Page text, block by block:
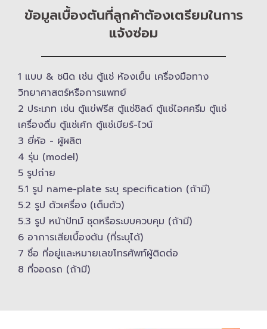
ข้อมูลเบื้องต้นที่ลูกค้าต้องเตรียมในการ
แจ้งซ่อม
1 แบบ & ​ชนิด เช่น ตู้แช่ ห้องเย็น เครื่องมือทาง
วิทยาศาสตร์​หรือการแพทย์
2 ประเภท เช่น ตู้แข่ฟรีส ตู้แช่ชิลด์ ตู้แช่ไอศครีม ตู้แช่
เครื่องดื่ม ตู้แช่เค้ก ตู้แช่เบียร์-ไวน์
3 ยี่ห้อ -​ ผู้ผลิต
4 รุ่น (model)
5 รูปถ่าย
5.1 รูป name-plate ระบุ specification (ถ้ามี)
5.2 รูป ตัวเครื่อง (เต็มตัว)
5.3 รูป หน้าปัทม์ ชุดหรือระบบควบคุม (ถ้ามี)​
6 อาการเสียเบื้องต้น (ที่ระบุได้)
7 ชื่อ ที่อยู่และ​หมายเลขโทรศัพท์​ผู้ติดต่อ
8 ที่จอดรถ (ถ้ามี)​